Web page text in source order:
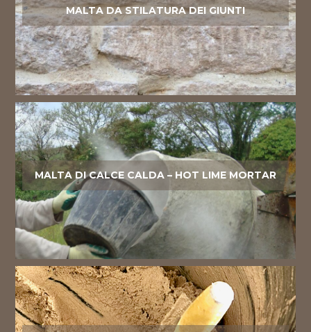
MALTA DA STILATURA DEI GIUNTI
MALTA DI CALCE CALDA – HOT LIME MORTAR